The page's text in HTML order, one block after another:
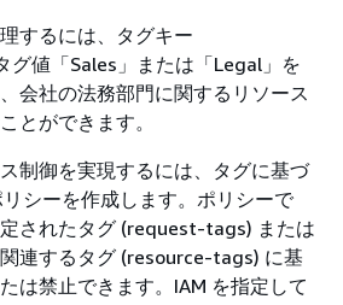
するには、タグキー
グ値「Sales」または「Legal」を
会社の法務部門に関するリソース
とができます。
制御を実現するには、タグに基づ
リシーを作成します。ポリシーで
されたタグ (request-tags) または
連するタグ (resource-tags) に基
は禁止できます。IAM を指定して